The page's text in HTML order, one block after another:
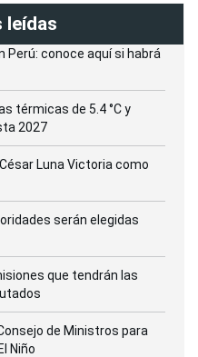
leídas
Perú: conoce aquí si habrá
térmicas de 5.4 °C y
2027
Luna Victoria como
serán elegidas
que tendrán las
de Ministros para
Niño